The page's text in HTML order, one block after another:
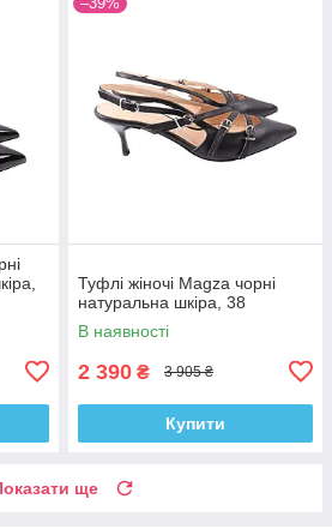
Туфлі жіночі Magza чорні
натуральна шкіра, 38
В наявності
2 390 ₴ 3 905 ₴
Купити
ще